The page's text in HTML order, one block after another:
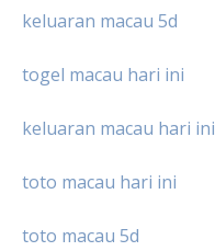
keluaran macau 5d
togel macau hari ini
keluaran macau hari ini
toto macau hari ini
toto macau 5d